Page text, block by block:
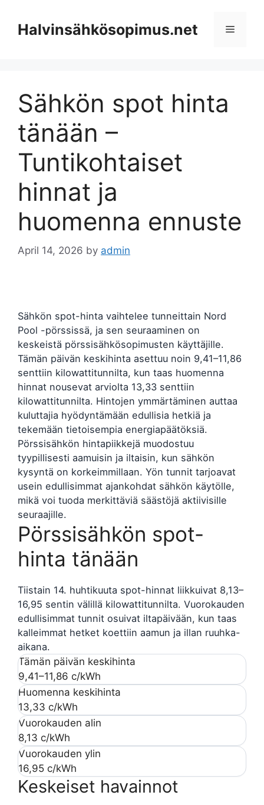
contentHalvinsähkösopimus.net Menu
Sähkön spot hinta
tänään –
Tuntikohtaiset
hinnat ja
huomenna ennuste
April 14, 2026 by admin
Sähkön spot-hinta vaihtelee tunneittain Nord
Pool -pörssissä, ja sen seuraaminen on
keskeistä pörssisähkösopimusten käyttäjille.
Tämän päivän keskihinta asettuu noin 9,41–11,86
senttiin kilowattitunnilta, kun taas huomenna
hinnat nousevat arviolta 13,33 senttiin
kilowattitunnilta. Hintojen ymmärtäminen auttaa
kuluttajia hyödyntämään edullisia hetkiä ja
tekemään tietoisempia energiapäätöksiä.
Pörssisähkön hintapiikkejä muodostuu
tyypillisesti aamuisin ja iltaisin, kun sähkön
kysyntä on korkeimmillaan. Yön tunnit tarjoavat
usein edullisimmat ajankohdat sähkön käytölle,
mikä voi tuoda merkittäviä säästöjä aktiivisille
seuraajille.
Pörssisähkön spot-
hinta tänään
Tiistain 14. huhtikuuta spot-hinnat liikkuivat 8,13–
16,95 sentin välillä kilowattitunnilta. Vuorokauden
edullisimmat tunnit osuivat iltapäivään, kun taas
kalleimmat hetket koettiin aamun ja illan ruuhka-
aikana.
Tämän päivän keskihinta
9,41–11,86 c/kWh
Huomenna keskihinta
13,33 c/kWh
Vuorokauden alin
8,13 c/kWh
Vuorokauden ylin
16,95 c/kWh
Keskeiset havainnot